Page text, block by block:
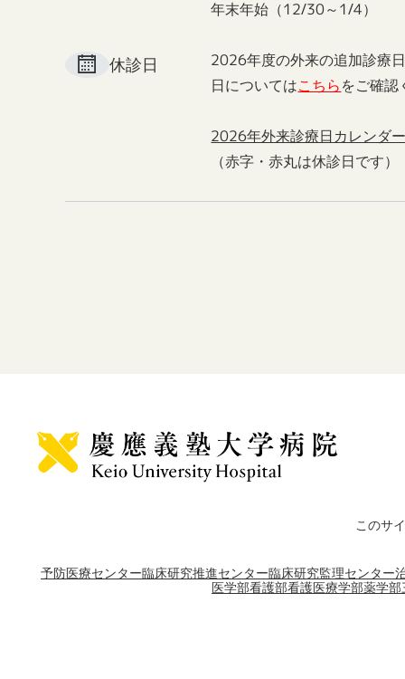
休診日
年末年始（12/30～1/4）
2026年度の外来の追加診療
日についてはこちらをご確認
2026年外来診療日カレンダ
（赤字・赤丸は休診日です）
このサ
予防医療センター臨床研究推進センター臨床研究監理センター
医学部看護部看護医療学部薬学部